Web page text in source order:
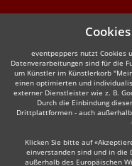
eventpeppers nutzt Cookies
Datenverarbeitungen sind für die
um Künstler im Künstlerkorb
einen optimierten und
externer Dienstleister wie z. B.
Durch die Einbindung
Drittplattformen - auch
Klicken Sie bitte auf
einverstanden sind und in
außerhalb des Europäischen